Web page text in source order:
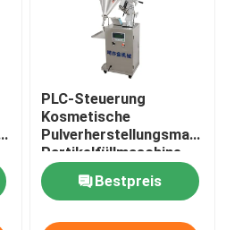
PLC-Steuerung
Kosmetische
Partikelfüllmaschine
Bestpreis